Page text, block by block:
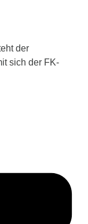
der
sich der FK-